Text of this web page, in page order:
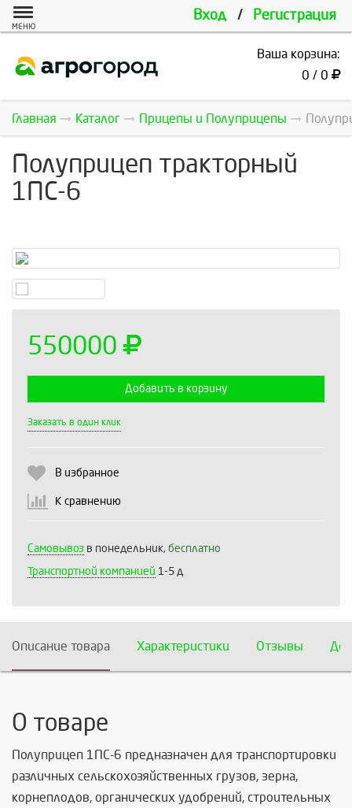
Вход / Регистрация
МЕНЮ
Ваша корзина:
0 / 0
Главная Каталог Прицепы и Полуприцепы
Полуприцеп тракторный
1ПС-6
550000
Добавить в корзину
Заказать в один клик
В избранное
К сравнению
Самовывоз в понедельник, бесплатно
Транспортной компанией 1-5 д
Описание товара Характеристики Отзывы
О товаре
Полуприцеп 1ПС-6 предназначен для транспортировки
различных сельскохозяйственных грузов, зерна,
корнеплодов, органических удобрений, строительных